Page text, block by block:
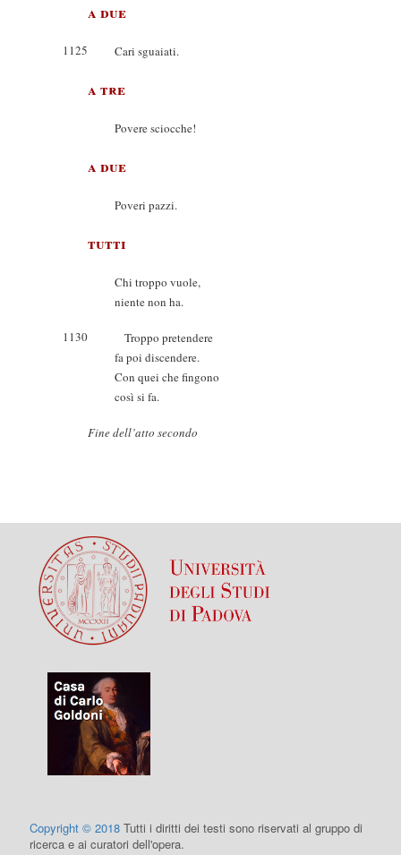
a due
1125 Cari sguaiati.
a tre
Povere sciocche!
a due
Poveri pazzi.
tutti
Chi troppo vuole,
niente non ha.
1130
Troppo pretendere
fa poi discendere.
Con quei che fingono
così si fa.
Fine dell’atto secondo
Copyright © 2018 Tutti i diritti dei testi sono riservati al gruppo di
ricerca e ai curatori dell'opera.